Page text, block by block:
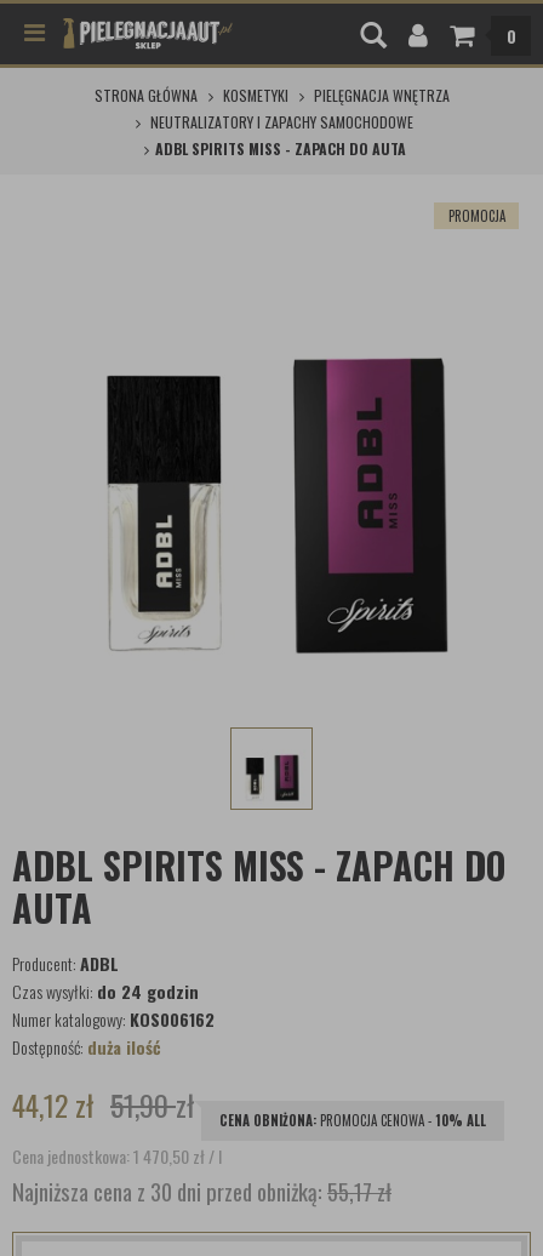
0
STRONA GŁÓWNA KOSMETYKI
PIELĘGNACJA WNĘTRZA
NEUTRALIZATORY I ZAPACHY SAMOCHODOWE
ADBL SPIRITS MISS - ZAPACH DO AUTA
PROMOCJA
ADBL SPIRITS MISS - ZAPACH DO
AUTA
Producent:ADBL
Czas wysyłki: do 24 godzin
Numer katalogowy: KOS006162
Dostępność: duża ilość
44,12zł 51,90zł CENA OBNIŻONA: PROMOCJA CENOWA -10% ALL
Cena jednostkowa: 1 470,50zł/ l
Najniższa cena z 30 dni przed obniżką:55,17 zł